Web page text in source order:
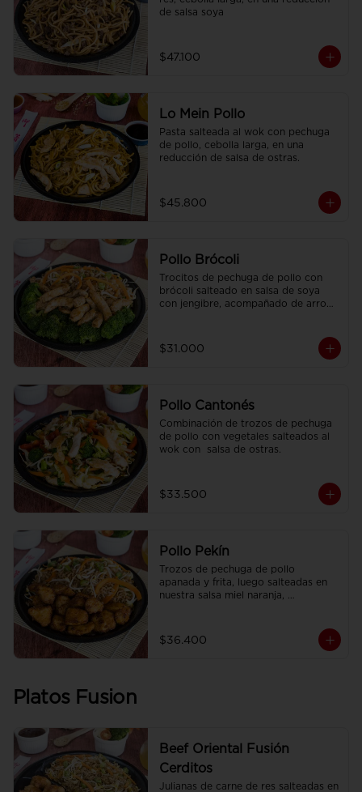
de salsa soya
$47.100
Lo Mein Pollo
Pasta salteada al wok con pechuga
de pollo, cebolla larga, en una
reducción de salsa de ostras.
$45.800
Pollo Brócoli
Trocitos de pechuga de pollo con
brócoli salteado en salsa de soya
con jengibre, acompañado de arroz
$31.000
Pollo Cantonés
Combinación de trozos de pechuga
de pollo con vegetales salteados al
wok con  salsa de ostras.
$33.500
Pollo Pekín
Trozos de pechuga de pollo
apanada y frita, luego salteadas en
nuestra salsa miel naranja,
$36.400
Platos Fusion
Beef Oriental Fusión
Cerditos
Julianas de carne de res salteadas en